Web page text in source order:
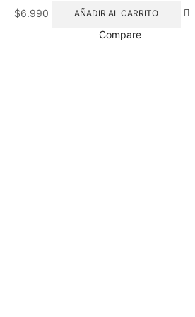
$6.990 AÑADIR AL CARRITO
Compare